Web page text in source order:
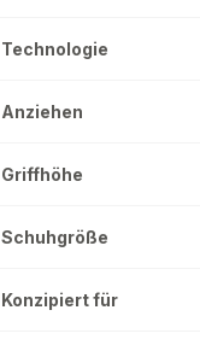
Technologie
Anziehen
Griffhöhe
Schuhgröße
Konzipiert für